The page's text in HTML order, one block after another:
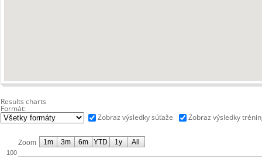
Results charts
Formát:
Zobraz výsledky súťaže
Zobraz výsledky
Zoom
100
1m 3m 6m YTD 1y All